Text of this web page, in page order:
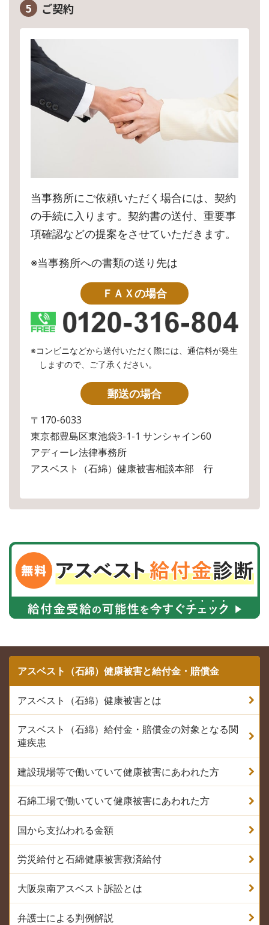
5 ご契約
当事務所にご依頼いただく場合には、契約
の手続に入ります。契約書の送付、重要事
項確認などの提案をさせていただきます。
※当事務所への書類の送り先は
ＦＡＸの場合
※コンビニなどから送付いただく際には、通信料が発生
しますので、ご了承ください。
郵送の場合
〒170-6033
東京都豊島区東池袋3-1-1 サンシャイン60
アディーレ法律事務所
アスベスト（石綿）健康被害相談本部 行
アスベスト（石綿）健康被害と給付金・賠償金
アスベスト（石綿）健康被害とは
アスベスト（石綿）給付金・賠償金の対象となる関
連疾患
建設現場等で働いていて健康被害にあわれた方
石綿工場で働いていて健康被害にあわれた方
国から支払われる金額
労災給付と石綿健康被害救済給付
大阪泉南アスベスト訴訟とは
弁護士による判例解説